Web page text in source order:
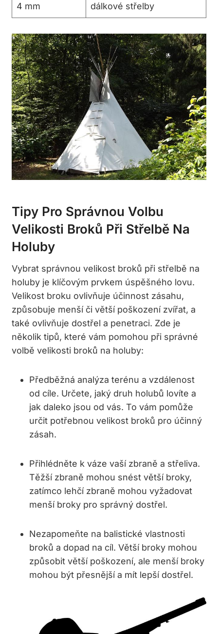
4 mm dálkové střelby
Tipy Pro Správnou ​volbu
Velikosti Broků Při Střelbě Na
Holuby
Vybrat správnou ⁢velikost broků při střelbě na
holuby⁢ je klíčovým prvkem úspěšného lovu.
⁤Velikost broku ovlivňuje účinnost zásahu,‌
způsobuje‌ menší či‍ větší‌ poškození⁣ zvířat, a
také ovlivňuje⁤ dostřel a‌ penetraci. Zde je ​
několik ‍tipů, které vám pomohou při ​správné
volbě velikosti broků⁣ na holuby:
Předběžná analýza terénu a vzdálenost
od cíle. Určete, jaký druh⁢ holubů ‌lovíte⁤ a
jak daleko jsou ‍od⁤ vás. To⁢ vám pomůže
⁤určit ​potřebnou ‌velikost broků pro⁣ účinný‍
zásah.
Přihlédněte ⁤k ⁤váze vaší zbraně a střeliva.
Těžší ‌zbraně mohou snést ⁢větší broky,
‍zatímco lehčí⁤ zbraně mohou vyžadovat
menší broky pro‍ správný dostřel.
Nezapomeňte na ⁢balistické vlastnosti
⁤broků a dopad‍ na cíl.⁤ Větší broky mohou
⁤způsobit větší poškození, ale menší‌ broky
mohou být přesnější ⁤a mít lepší dostřel.